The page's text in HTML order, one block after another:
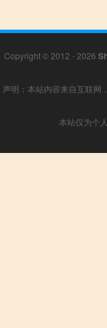
Copyright © 2012 - 2026
声明：本站内容来自互联网
本站仅为个